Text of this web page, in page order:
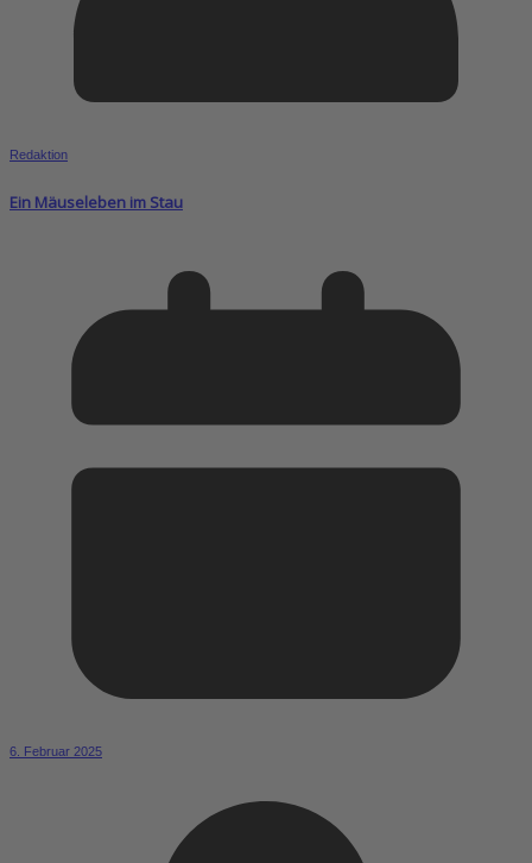
Redaktion
Ein Mäuseleben im Stau
6. Februar 2025